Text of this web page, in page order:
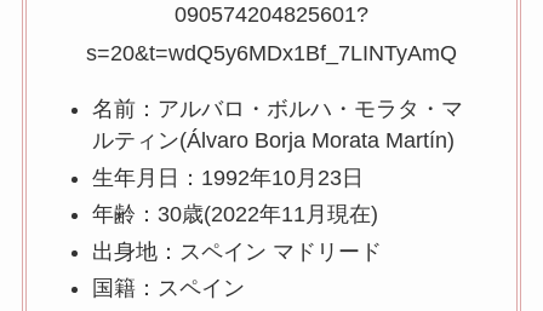
090574204825601?
s=20&t=wdQ5y6MDx1Bf_7LINTyAmQ
名前：アルバロ・ボルハ・モラタ・マ
ルティン(Álvaro Borja Morata Martín)
生年月日：1992年10月23日
年齢：30歳(2022年11月現在)
出身地：スペイン マドリード
国籍：スペイン